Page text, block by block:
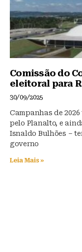
Comissão do
eleitoral para
30/09/2025
Campanhas de
pelo Planalto, e
Isnaldo Bulhões –
governo
Leia Mais »